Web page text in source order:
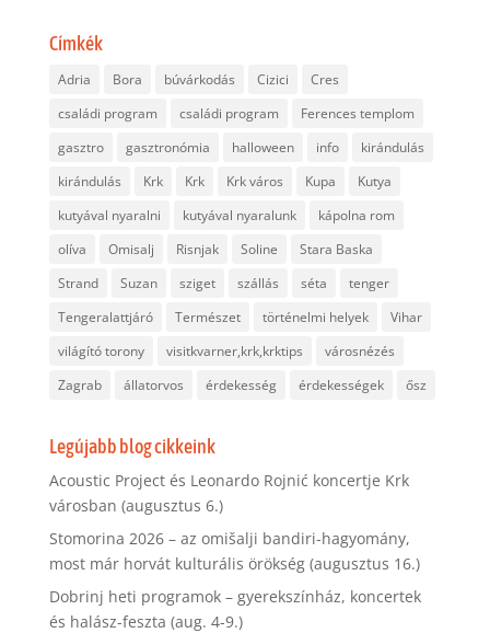
Címkék
Adria Bora búvárkodás Cizici
Cres
családi program
családi program
Ferences templom
gasztro
gasztronómia halloween info
kirándulás
kirándulás
Krk Krk Krk város Kupa
Kutya
kutyával nyaralni
kutyával nyaralunk
kápolna rom
olíva
Omisalj Risnjak Soline
Stara Baska
Strand
Suzan sziget szállás séta
tenger
Tengeralattjáró
Természet történelmi helyek
Vihar
világító torony
visitkvarner,krk,krktips
városnézés
Zagrab
állatorvos érdekesség érdekességek ősz
Legújabb blog cikkeink
Acoustic Project és Leonardo Rojnić koncertje Krk
városban (augusztus 6.)
Stomorina 2026 – az omišalji bandiri-hagyomány,
most már horvát kulturális örökség (augusztus 16.)
Dobrinj heti programok – gyerekszínház, koncertek
és halász-feszta (aug. 4-9.)